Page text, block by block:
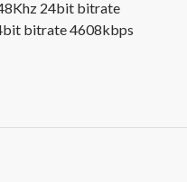
24bit bitrate
bitrate 4608kbps
Hand 1975(2012) DVD-A